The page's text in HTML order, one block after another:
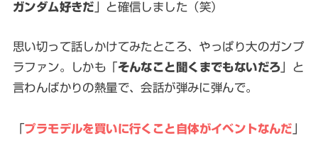
ガンダム好きだ 」と確信しました（笑）
思い切って話しかけてみたところ、やっぱり大のガンプ
ラファン。しかも「そんなこと聞くまでもないだろ 」と
言わんばかりの熱量で、会話が弾みに弾んで。
「プラモデルを買いに行くこと自体がイベントなんだ